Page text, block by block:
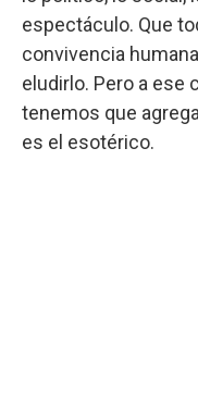
espectáculo. Que
convivencia
eludirlo. Pero a ese
tenemos que
es el esotérico.